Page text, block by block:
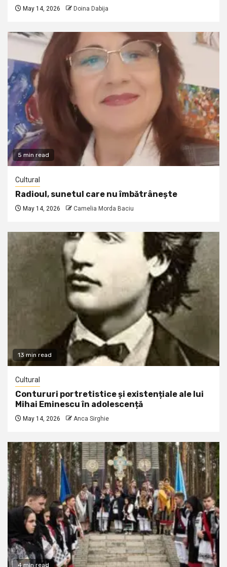
May 14, 2026 Doina Dabija
5 min read
Cultural
Radioul, sunetul care nu îmbătrânește
May 14, 2026 Camelia Morda Baciu
13 min read
Cultural
Contururi portretistice și existențiale ale lui
Mihai Eminescu în adolescență
May 14, 2026 Anca Sirghie
4 min read